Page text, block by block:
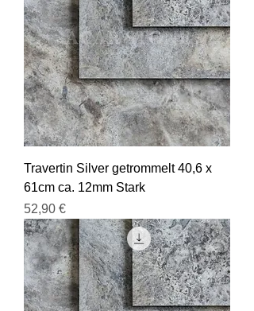
Travertin Silver getrommelt 40,6 x
61cm ca. 12mm Stark
Preis
52,90 €